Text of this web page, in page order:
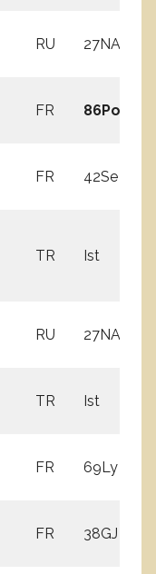
RU 27NA
FR 86Po
FR 42Se
TR Ist
RU 27NA
TR Ist
FR 69Ly
FR 38GJ